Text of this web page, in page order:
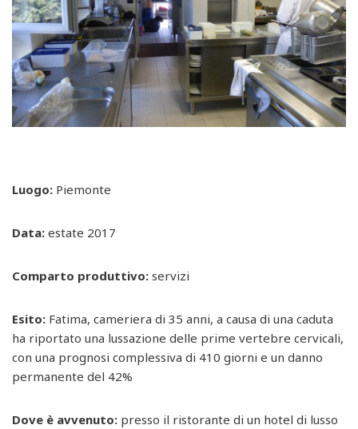
Luogo: Piemonte
Data: estate 2017
Comparto produttivo: servizi
Esito: Fatima, cameriera di 35 anni, a causa di una caduta
ha riportato una lussazione delle prime vertebre cervicali,
con una prognosi complessiva di 410 giorni e un danno
permanente del 42%
Dove è avvenuto: presso il ristorante di un hotel di lusso